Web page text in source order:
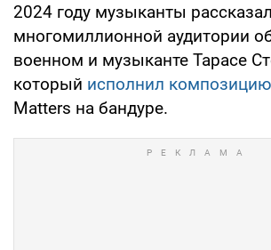
2024 году музыканты
многомиллионной аудитории
военном и музыканте Тарасе
который исполнил композицию
Matters на бандуре.